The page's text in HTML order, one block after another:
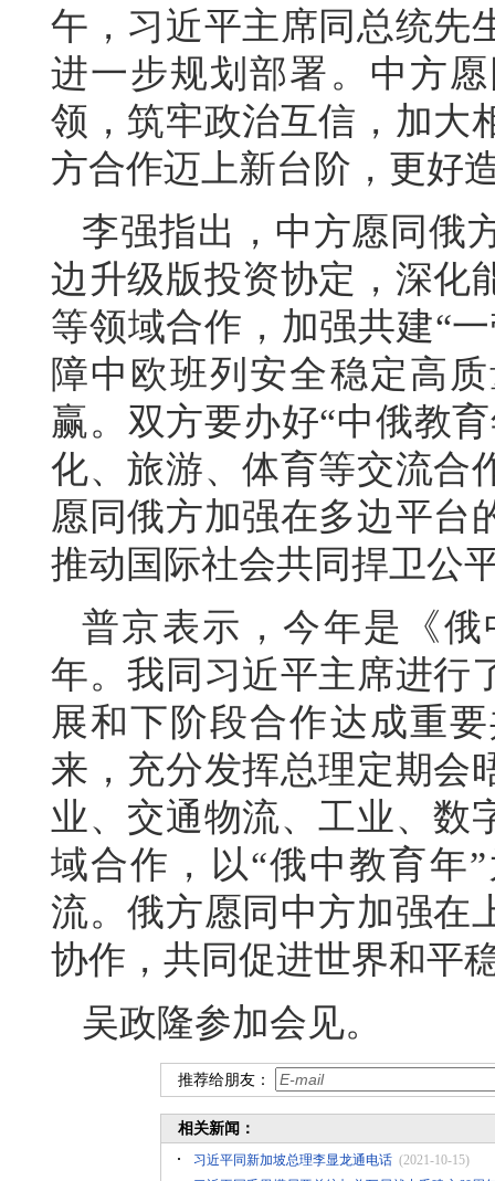
午，习近平主席同总统先
进一步规划部署。中方
领，筑牢政治互信，加大
方合作迈上新台阶，更好
李强指出，中方愿同俄
边升级版投资协定，深化
等领域合作，加强共建“
障中欧班列安全稳定高
赢。双方要办好“中俄教
化、旅游、体育等交流合
愿同俄方加强在多边平台
推动国际社会共同捍卫公
普京表示，今年是《
年。我同习近平主席进行
展和下阶段合作达成重
来，充分发挥总理定期会
业、交通物流、工业、数
域合作，以“俄中教育年
流。俄方愿同中方加强在
协作，共同促进世界和平
吴政隆参加会见。
推荐给朋友：
相关新闻：
习近平同新加坡总理李显龙通电话 (2021-10-15)